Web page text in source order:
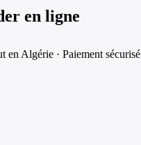
en ligne
en Algérie · Paiement sécurisé